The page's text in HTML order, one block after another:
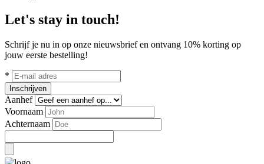
Let's stay in touch!
Schrijf je nu in op onze nieuwsbrief en ontvang 10% korting op
jouw eerste bestelling!
*
Inschrijven
Aanhef
Voornaam
Achternaam